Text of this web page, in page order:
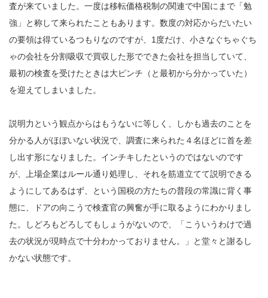
査が来ていました。一度は移転価格税制の関連で中国にまで「勉
強」と称して来られたこともあります。数度の対応からだいたい
の要領は得ているつもりなのですが、1度だけ、小さなぐちゃぐち
ゃの会社を分割吸収で買収した形でできた会社を担当していて、
最初の検査を受けたときは大ピンチ（と最初から分かっていた）
を迎えてしまいました。
説明力という観点からはもうないに等しく、しかも過去のことを
分かる人がほぼいない状況で、調査に来られた４名ほどに首を差
し出す形になりました。インチキしたというのではないのです
が、上場企業はルール通り処理し、それを筋道立てて説明できる
ようにしてあるはず、という国税の方たちの普段の常識に背く事
態に、ドアの向こうで検査官の興奮が手に取るようにわかりまし
た。しどろもどろしてもしょうがないので、「こういうわけで過
去の状況が現時点で十分わかっておりません。」と堂々と謝るし
かない状態です。